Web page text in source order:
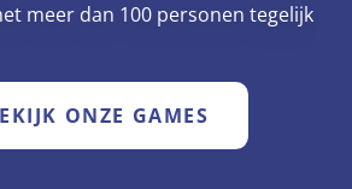
meer dan 100 personen tegelijk
ONZE GAMES